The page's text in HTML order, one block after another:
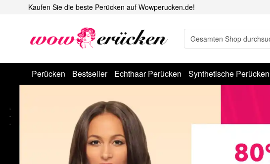
Kaufen Sie die beste Perücken auf Wowperucken.de!
Perücken Bestseller Echthaar Perücken Synthetische Perücken